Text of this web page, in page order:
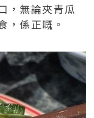
，無論夾青瓜
，係正嘅。